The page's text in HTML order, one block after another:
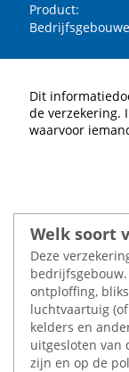
Product:
Dit
de verzekering.
waarvoor
Welk soort
Deze
ontploffing,
luchtvaartuig
kelders en
uitgesloten van
zijn en op de